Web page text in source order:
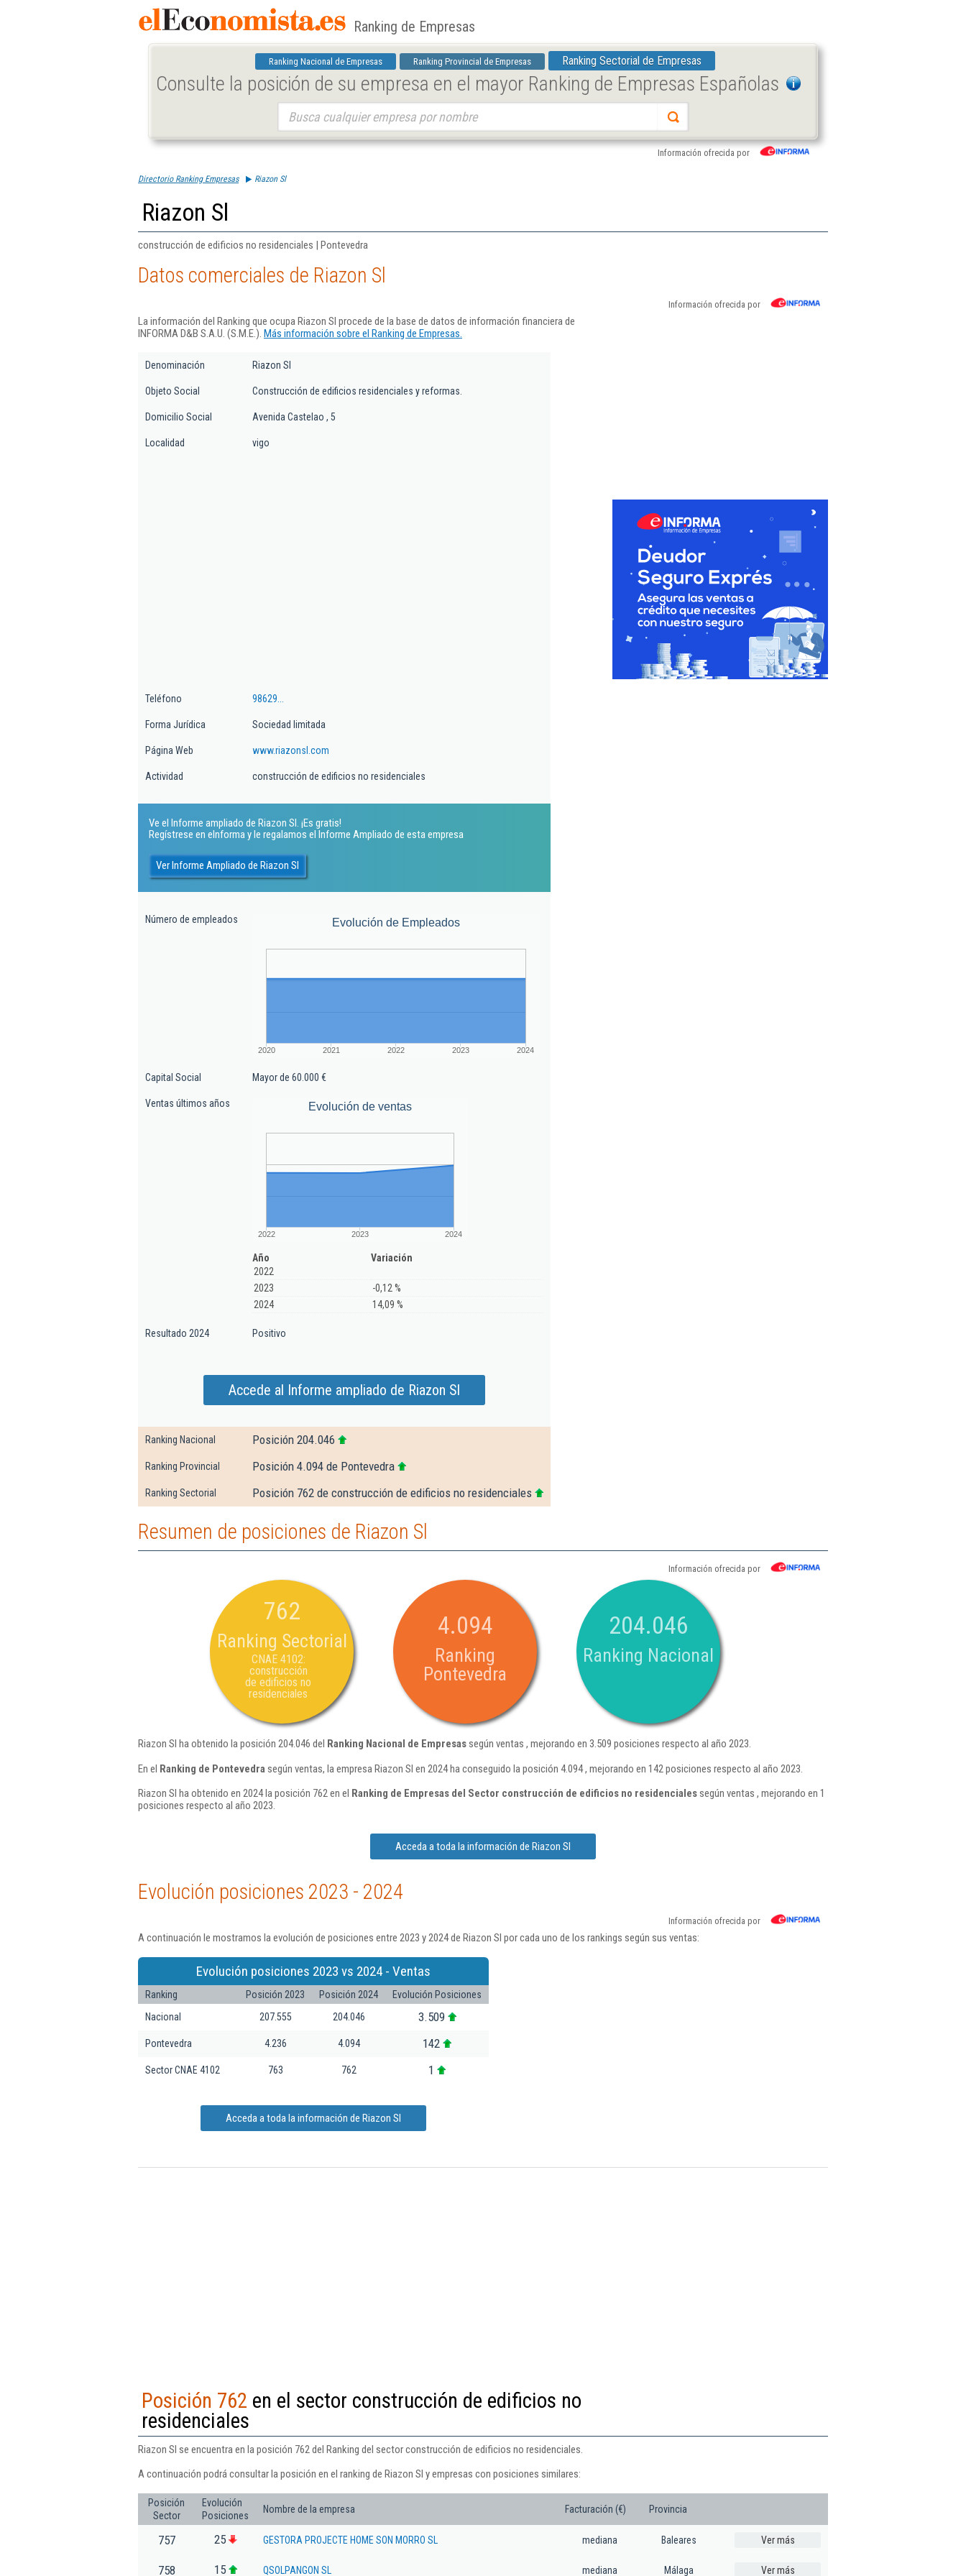
Ranking de Empresas
Ranking Nacional de Empresas Ranking Provincial de Empresas Ranking Sectorial de Empresas
Consulte la posición de su empresa en el mayor Ranking de Empresas Españolas
Información ofrecida por
Directorio Ranking Empresas Riazon Sl
Riazon Sl
construcción de edificios no residenciales | Pontevedra
Datos comerciales de Riazon Sl
Información ofrecida por
La información del Ranking que ocupa Riazon Sl procede de la base de datos de información financiera de
INFORMA D&B S.A.U. (S.M.E.). Más información sobre el Ranking de Empresas.
Denominación Riazon Sl
Objeto Social Construcción de edificios residenciales y reformas.
Domicilio Social Avenida Castelao , 5
Localidad vigo
Teléfono 98629...
Forma Jurídica Sociedad limitada
Página Web www.riazonsl.com
Actividad construcción de edificios no residenciales
Ve el Informe ampliado de Riazon Sl. ¡Es gratis!
Regístrese en eInforma y le regalamos el Informe Ampliado de esta empresa
Ver Informe Ampliado de Riazon Sl
Número de empleados Evolución de Empleados
2020 2021 2022 2023 2024
Capital Social Mayor de 60.000 €
Ventas últimos años Evolución de ventas
2022 2023 2024
Año
Variación
2022
2023
-0,12 %
2024
14,09 %
Resultado 2024 Positivo
Accede al Informe ampliado de Riazon Sl
Ranking Nacional Posición 204.046
Ranking Provincial Posición 4.094 de Pontevedra
Ranking Sectorial Posición 762 de construcción de edificios no residenciales
Resumen de posiciones de Riazon Sl
Información ofrecida por
762
Ranking Sectorial
CNAE 4102:
construcción
de edificios no
residenciales
4.094
Ranking
Pontevedra
204.046
Ranking Nacional
Riazon Sl ha obtenido la posición 204.046 del Ranking Nacional de Empresassegún ventas , mejorando en 3.509 posiciones respecto al año 2023.
En el Ranking de Pontevedra según ventas, la empresa Riazon Sl en 2024 ha conseguido la posición 4.094 , mejorando en 142 posiciones respecto al año 2023.
Riazon Sl ha obtenido en 2024 la posición 762 en el Ranking de Empresas del Sector construcción de edificios no residencialessegún ventas , mejorando en 1
posiciones respecto al año 2023.
Acceda a toda la información de Riazon Sl
Evolución posiciones 2023 - 2024
Información ofrecida por
A continuación le mostramos la evolución de posiciones entre 2023 y 2024 de Riazon Sl por cada uno de los rankings según sus ventas:
Evolución posiciones 2023 vs 2024 - Ventas
Ranking Posición 2023 Posición 2024
Evolución Posiciones
Nacional
207.555 204.046 3.509
Pontevedra 4.236 4.094 142
Sector CNAE 4102 763 762 1
Acceda a toda la información de Riazon Sl
Posición 762 en el sector construcción de edificios no
residenciales
Riazon Sl se encuentra en la posición 762 del Ranking del sector construcción de edificios no residenciales.
A continuación podrá consultar la posición en el ranking de Riazon Sl y empresas con posiciones similares:
Posición
Sector
Evolución
Posiciones
Nombre de la empresa Facturación (€) Provincia
757 25 GESTORA PROJECTE HOME SON MORRO SL mediana Baleares Ver más
758 15 QSOLPANGON SL mediana Málaga Ver más